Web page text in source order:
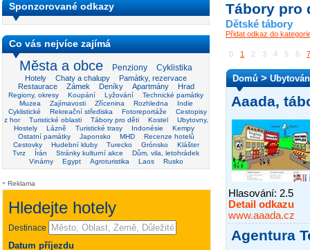
Sponzorované odkazy
Co vás nejvíce zajímá
Města a obce Penziony Cyklistika
Hotely Chaty a chalupy
Památky, rezervace
Restaurace
Zámek Deníky Apartmány Hrad
Regiony, okresy Koupání Lyžování
Technické památky
Muzea
Zajímavosti Zřícenina Rozhledna
Indie
Cyklistické
Rekreační střediska Fotoreportáže
Cestopisy
z hor
Turistické oblasti Tábory pro děti Kostel
Ubytovny,
Hostely
Lázně Turistické trasy Indonésie
Kempy
Ostatní památky
Japonsko MHD
Recenze hotelů
Cestovky
Hudební kluby Turecko Grónsko
Klášter
Tvrz
Írán Stránky kulturní akce
Dům, vila, letohrádek
Vinárny
Egypt Agroturistika Laos Rusko
Reklama
Tábory pro
Dětské tábory
Přidat odkaz do
0 1 2 3 4 5 6 7
Domů>
Aaada,
Hlasování: 2.5
Detail odkazu
www.aaada.cz
Agentura